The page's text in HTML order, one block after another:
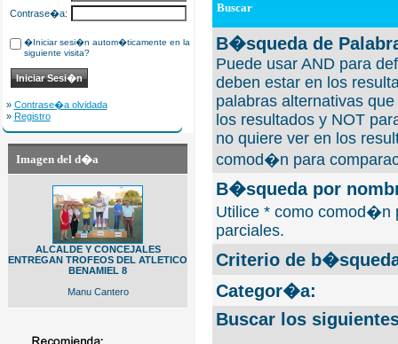
Contrase�a:
�Iniciar sesi�n autom�ticamente en la
siguiente visita?
» Contrase�a olvidada
» Registro
Imagen del d�a
ALCALDE Y CONCEJALES
ENTREGAN TROFEOS DEL ATLETICO
BENAMIEL 8
Manu Cantero
Buscar
B�squeda de
Puede usar AND para
deben estar en los
palabras alternativas
los resultados y NOT
no quiere ver en los
comod�n para
B�squeda por
Utilice * como comod�n
parciales.
Criterio de
Categor�a:
Buscar los